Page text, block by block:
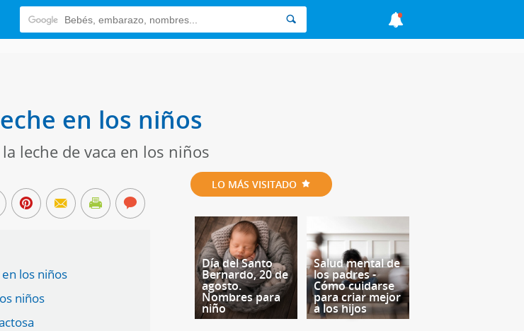
en los niños
leche de vaca en los niños
los niños
niños
LO MÁS VISITADO
Día del Santo
Bernardo, 20 de
agosto.
Nombres para
niño
Salud mental de
los padres -
Cómo cuidarse
para criar mejor
a los hijos